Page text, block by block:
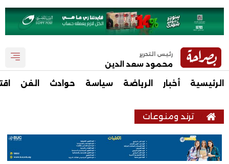
رئيس التحرير
محمود سعد الدين
الرئيسية أخبار الرياضة سياسة حوادث الفن
ترند ومنوعات